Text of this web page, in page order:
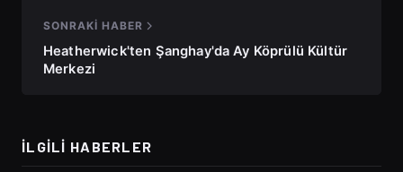
SONRAKI HABER
Heatherwick'ten Şanghay'da Ay Köprülü Kültür
Merkezi
İLGILI HABERLER